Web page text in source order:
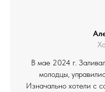
В мае 2024 г.
молодцы,
Изначально хотели с